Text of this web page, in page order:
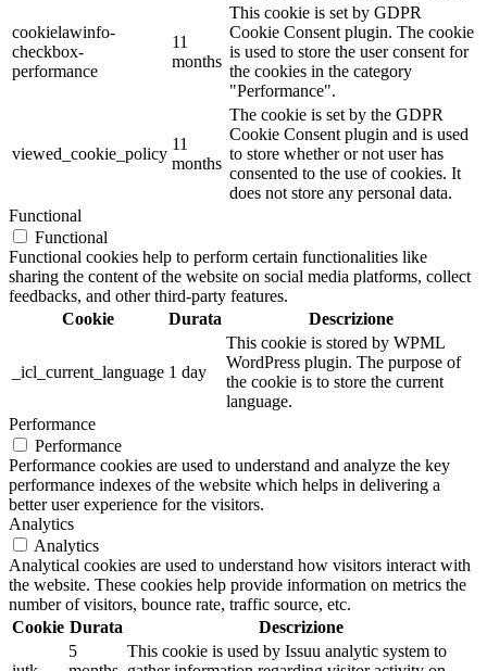
cookielawinfo-
checkbox-
performance
11
months
This cookie is set by GDPR
Cookie Consent plugin. The cookie
is used to store the user consent for
the cookies in the category
"Performance".
viewed_cookie_policy
11
months
The cookie is set by the GDPR
Cookie Consent plugin and is used
to store whether or not user has
consented to the use of cookies. It
does not store any personal data.
Functional
Functional
Functional cookies help to perform certain functionalities like
sharing the content of the website on social media platforms, collect
feedbacks, and other third-party features.
Cookie
Durata Descrizione
_icl_current_language 1 day
This cookie is stored by WPML
WordPress plugin. The purpose of
the cookie is to store the current
language.
Performance
Performance
Performance cookies are used to understand and analyze the key
performance indexes of the website which helps in delivering a
better user experience for the visitors.
Analytics
Analytics
Analytical cookies are used to understand how visitors interact with
the website. These cookies help provide information on metrics the
number of visitors, bounce rate, traffic source, etc.
Cookie Durata Descrizione
5
This cookie is used by Issuu analytic system to